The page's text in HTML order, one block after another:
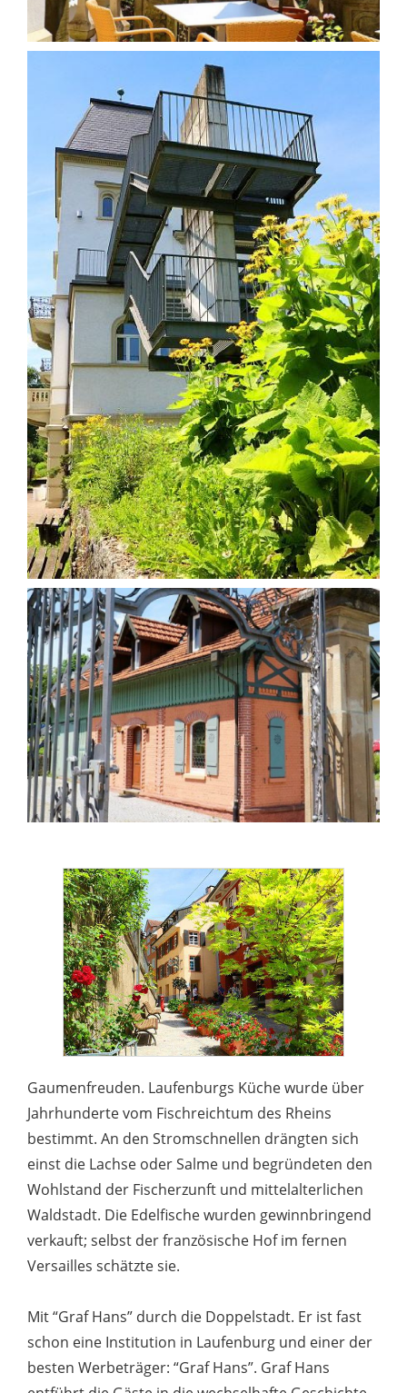
Gaumenfreuden. Laufenburgs Küche wurde über
Jahrhunderte vom Fischreichtum des Rheins
bestimmt. An den Stromschnellen drängten sich
einst die Lachse oder Salme und begründeten den
Wohlstand der Fischerzunft und mittelalterlichen
Waldstadt. Die Edelfische wurden gewinnbringend
verkauft; selbst der französische Hof im fernen
Versailles schätzte sie.
Mit “Graf Hans” durch die Doppelstadt. Er ist fast
schon eine Institution in Laufenburg und einer der
besten Werbeträger: “Graf Hans”. Graf Hans